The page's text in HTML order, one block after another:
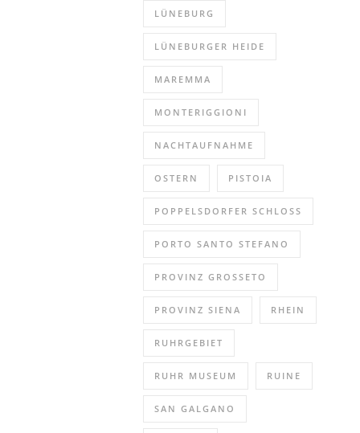
LÜNEBURG
LÜNEBURGER HEIDE
MAREMMA
MONTERIGGIONI
NACHTAUFNAHME
OSTERN PISTOIA
POPPELSDORFER SCHLOSS
PORTO SANTO STEFANO
PROVINZ GROSSETO
PROVINZ SIENA RHEIN
RUHRGEBIET
RUHR MUSEUM RUINE
SAN GALGANO